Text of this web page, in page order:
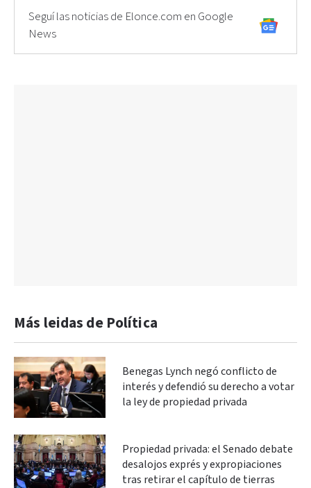
Seguí las noticias de Elonce.com en Google
News
Más leidas de Política
Benegas Lynch negó conflicto de
interés y defendió su derecho a votar
la ley de propiedad privada
Propiedad privada: el Senado debate
desalojos exprés y expropiaciones
tras retirar el capítulo de tierras